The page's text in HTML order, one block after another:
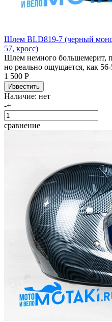
Шлем BLD819-7 (черный
57, кросс)
Шлем немного большемерит,
но реально ощущается, как
1 500 Р
Наличие: нет
-+
сравнение